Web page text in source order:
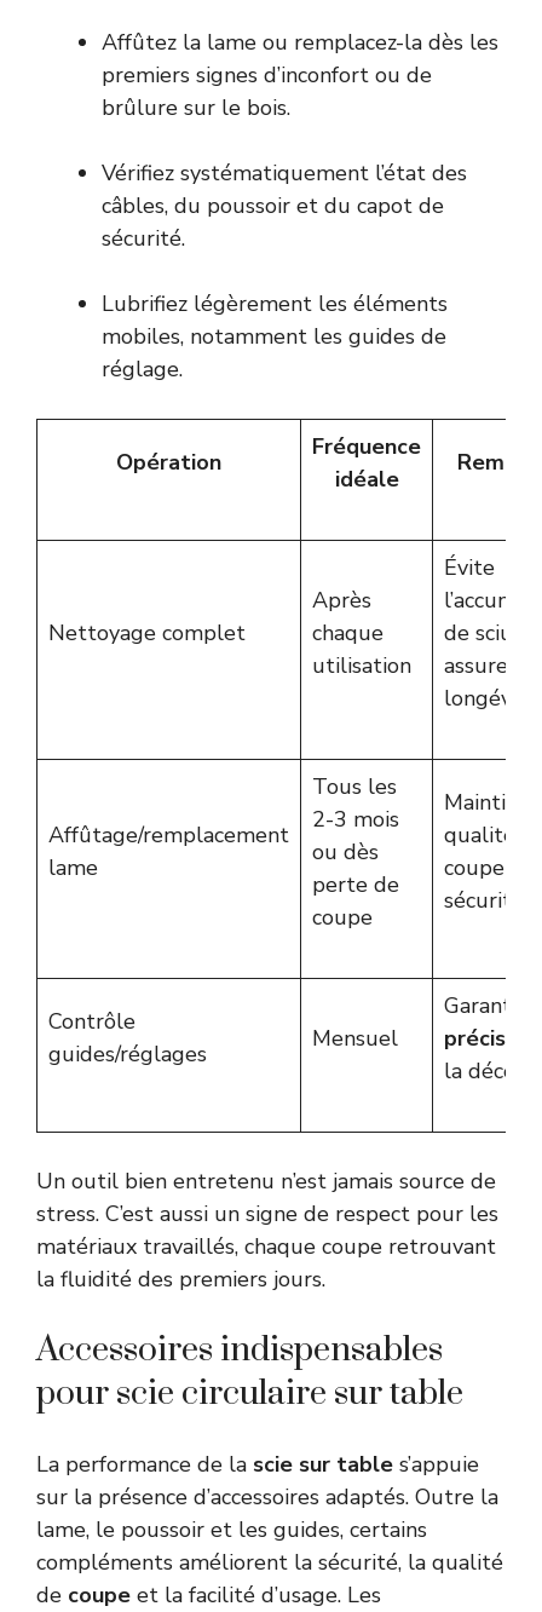
Affûtez la lame ou remplacez-la dès les
premiers signes d’inconfort ou de
brûlure sur le bois.
Vérifiez systématiquement l’état des
câbles, du poussoir et du capot de
sécurité.
Lubrifiez légèrement les éléments
mobiles, notamment les guides de
réglage.
Opération
Fréquence
idéale
Nettoyage complet
Après
chaque
utilisation
Évite
de sciure,
assure la
longévité
Affûtage/remplacement
lame
Tous les
2-3 mois
ou dès
perte de
coupe
qualité
coupe et
sécurité
Contrôle
guides/réglages
Mensuel
Garantit
précision
la
Un outil bien entretenu n’est jamais source de
stress. C’est aussi un signe de respect pour les
matériaux travaillés, chaque coupe retrouvant
la fluidité des premiers jours.
Accessoires indispensables
pour scie circulaire sur table
La performance de la scie sur table s’appuie
sur la présence d’accessoires adaptés. Outre la
lame, le poussoir et les guides, certains
compléments améliorent la sécurité, la qualité
de coupe et la facilité d’usage. Les